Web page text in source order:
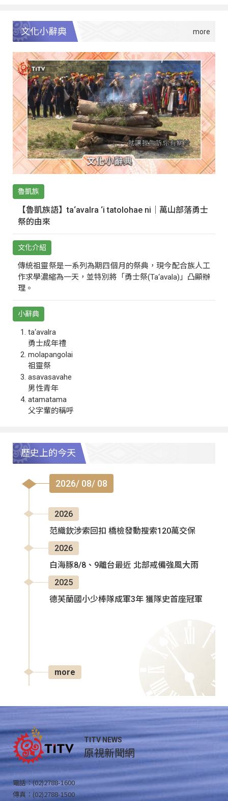
文化小辭典
魯凱族
【魯凱族語】ta‘avalra ‘i tatolohae ni｜萬山部落勇士
祭的由來
文化介紹
傳統祖靈祭是一系列為期四個月的祭典，現今配合族人工
作求學濃縮為一天，並特別將「勇士祭(Ta‘avala)」凸顯辦
理。
小辭典
ta‘avalra
勇士成年禮
molapangolai
祖靈祭
asavasavahe
男性青年
atamatama
父字輩的稱呼
歷史上的今天
2026/ 08/ 08
2026
范織欽涉索回扣 橋檢發動搜索120萬交保
2026
白海豚8/8、9離台最近 北部戒備強風大雨
2025
德芙蘭國小少棒隊成軍3年 獲隊史首座冠軍
more
TITV NEWS
原視新聞網
電話：(02)2788-1600
傳真：(02)2788-1500